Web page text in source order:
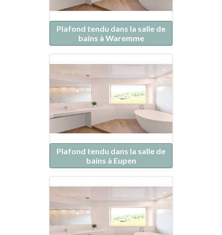
Plafond tendu dans la salle de
bains à Waremme
Plafond tendu dans la salle de
bains à Eupen